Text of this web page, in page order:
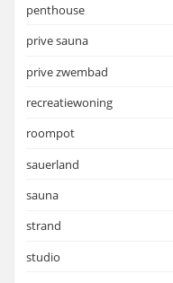
penthouse
prive sauna
prive zwembad
recreatiewoning
roompot
sauerland
sauna
strand
studio